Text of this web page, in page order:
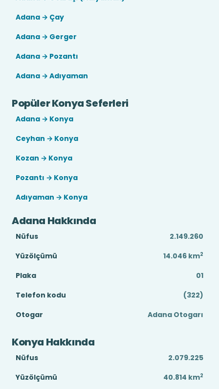
Adana → Çay
Adana → Gerger
Adana → Pozantı
Adana → Adıyaman
Popüler Konya Seferleri
Adana → Konya
Ceyhan → Konya
Kozan → Konya
Pozantı → Konya
Adıyaman → Konya
Adana Hakkında
Nüfus
2.149.260
Yüzölçümü
14.046 km2
Plaka
01
Telefon kodu
(322)
Otogar
Adana Otogarı
Konya Hakkında
Nüfus
2.079.225
Yüzölçümü
40.814 km2